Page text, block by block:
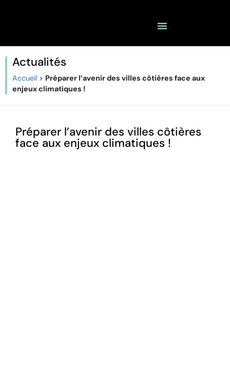
Actualités
Accueil > Préparer l’avenir des villes côtières face aux
enjeux climatiques !
Préparer l’avenir des villes côtières
face aux enjeux climatiques !